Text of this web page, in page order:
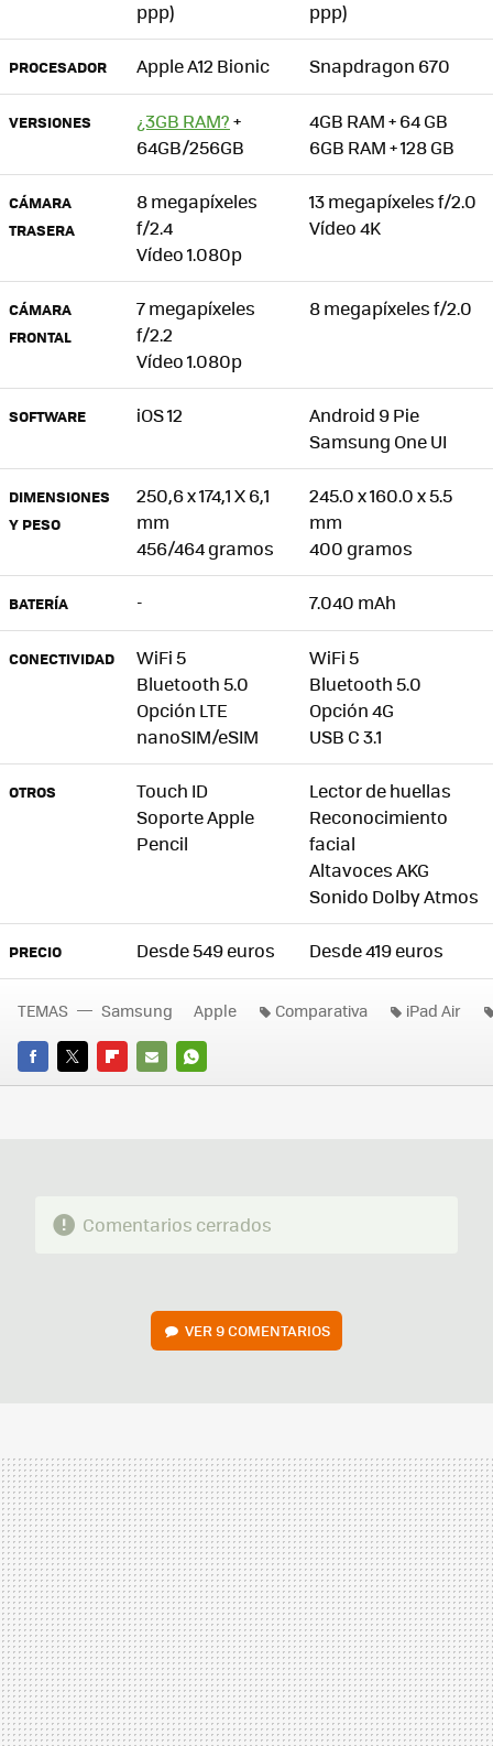
ppp) ppp)
PROCESADOR Apple A12 Bionic Snapdragon 670
VERSIONES ¿3GB RAM?+
64GB/256GB
4GB RAM + 64 GB
6GB RAM + 128 GB
CÁMARA
TRASERA
8 megapíxeles
f/2.4
Vídeo 1.080p
13 megapíxeles f/2.0
Vídeo 4K
CÁMARA
FRONTAL
7 megapíxeles
f/2.2
Vídeo 1.080p
8 megapíxeles f/2.0
SOFTWARE iOS 12
Android 9 Pie
Samsung One UI
DIMENSIONES
Y PESO
250,6 x 174,1 X 6,1
mm
456/464 gramos
245.0 x 160.0 x 5.5
mm
400 gramos
BATERÍA - 7.040 mAh
CONECTIVIDAD
WiFi 5
Bluetooth 5.0
Opción LTE
nanoSIM/eSIM
WiFi 5
Bluetooth 5.0
Opción 4G
USB C 3.1
OTROS
Touch ID
Soporte Apple
Pencil
Lector de huellas
Reconocimiento
facial
Altavoces AKG
Sonido Dolby Atmos
PRECIO Desde 549 euros Desde 419 euros
FACEBOOK
TWITTERFLIPBOARD
E-
WHATSAPP
TEMAS Samsung Apple Comparativa iPad Air
Comentarios cerrados
VER9 COMENTARIOS